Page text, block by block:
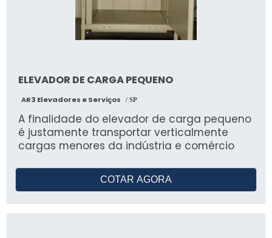
ELEVADOR DE CARGA PEQUENO
AR3 Elevadores e Serviços / SP
A finalidade do elevador de carga pequeno
é justamente transportar verticalmente
cargas menores da indústria e comércio
COTAR AGORA